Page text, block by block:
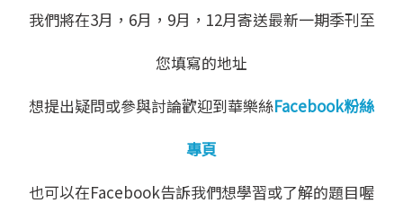
我們將在3月，6月，9月，12月寄送最新一期季刊至
您填寫的地址
想提出疑問或參與討論歡迎到華樂絲Facebook粉絲
專頁
也可以在Facebook告訴我們想學習或了解的題目喔